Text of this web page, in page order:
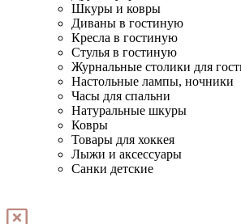
Шкуры и ковры
Диваны в гостиную
Кресла в гостиную
Стулья в гостиную
Журнальные столики для
Настольные лампы, ночники
Часы для спальни
Натуральные шкуры
Ковры
Товары для хоккея
Лыжи и аксессуары
Санки детские